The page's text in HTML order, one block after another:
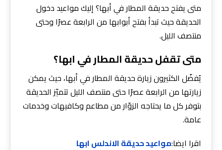
متى يفتح حديقة المطار في أبها؟ إليك مواعيد دخول
الحديقة حيث تبدأ بفتح أبوابها من الرابعة عصرًا وحتى
منتصف الليل.
متى تقفل حديقة المطار في ابها؟
يُفضّل الكثيرون زيارة حديقة المطار في أبها، حيث يمكن
زيارتها من الرابعة عصرًا حتى منتصف الليل تتميّز الحديقة
بتوفر كل ما يحتاجه الزوّار من مطاعم وكافيهات وخدمات
عامة.
اقرا ايضا:مواعيد حديقة الاندلس ابها